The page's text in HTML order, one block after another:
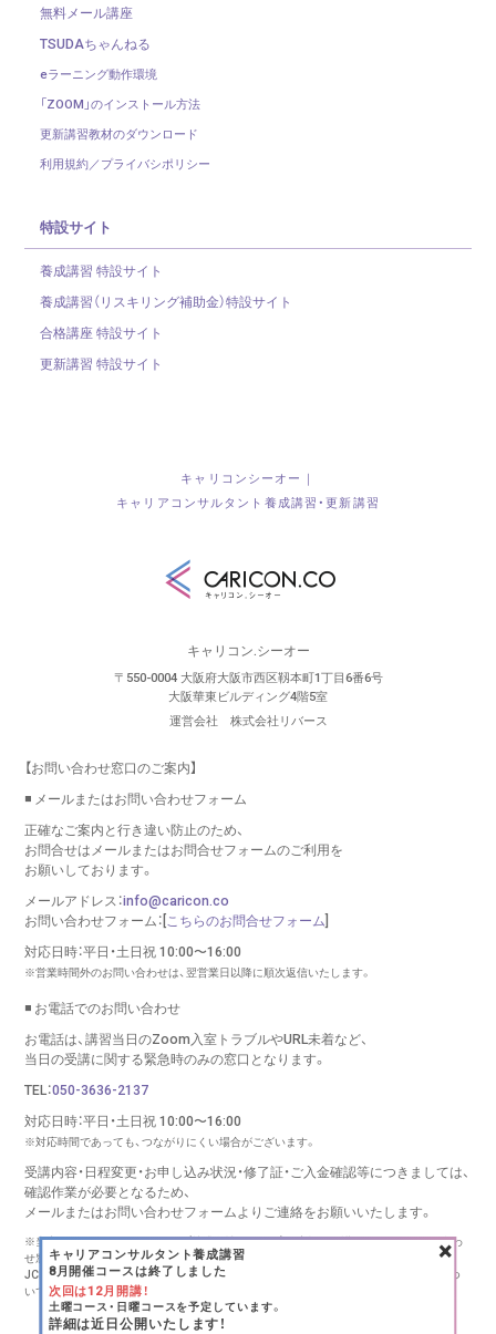
キャリアコンサルタント養成講習
8月開催コースは終了しました
次回は12月開講！
土曜コース・日曜コースを予定しています。
詳細は近日公開いたします！
×
無料メール講座
TSUDAちゃんねる
eラーニング動作環境
「ZOOM」のインストール方法
更新講習教材のダウンロード
利用規約／プライバシポリシー
特設サイト
養成講習 特設サイト
養成講習（リスキリング補助金）特設サイト
合格講座 特設サイト
更新講習 特設サイト
キャリコンシーオー｜
キャリアコンサルタント養成講習・更新講習
キャリコン.シーオー
〒550-0004 大阪府大阪市西区靱本町1丁目6番6号
大阪華東ビルディング4階5室
運営会社 株式会社リバース
【お問い合わせ窓口のご案内】
◾️ メールまたはお問い合わせフォーム
正確なご案内と行き違い防止のため、
お問合せはメールまたはお問合せフォームのご利用を
お願いしております。
メールアドレス：info@caricon.co
お問い合わせフォーム：[こちらのお問合せフォーム]
対応日時：平日・土日祝 10:00〜16:00
※営業時間外のお問い合わせは、翌営業日以降に順次返信いたします。
◾️ お電話でのお問い合わせ
お電話は、講習当日のZoom入室トラブルやURL未着など、
当日の受講に関する緊急時のみの窓口となります。
TEL：050-3636-2137
対応日時：平日・土日祝 10:00〜16:00
※対応時間であっても、つながりにくい場合がございます。
受講内容・日程変更・お申し込み状況・修了証・ご入金確認等につきましては、
確認作業が必要となるため、
メールまたはお問い合わせフォームより ご連絡をお願いいたします。
※当窓口は、キャリコンシーオー（株式会社リバース）が実施する講習に関するお問い合わ
せ窓口です。
JCDA様、キャリアコンサルタント登録センター様、その他団体様の講習・更新手続きにつ
いては、各団体様へ直接お問い合わせください。
Copyright (C) RE:BIRTH INC., All rights reserved.